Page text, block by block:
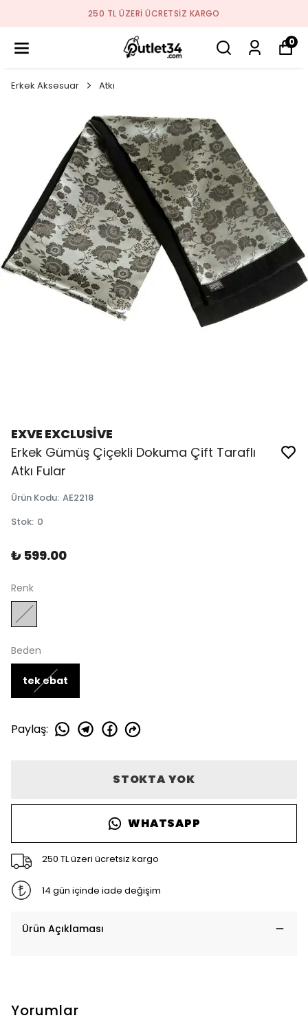
250 TL ÜZERI ÜCRETSIZ KARGO
0
Erkek Aksesuar Atkı
EXVE EXCLUSİVE
Erkek Gümüş Çiçekli Dokuma Çift Taraflı
Atkı Fular
Ürün Kodu: AE2218
Stok: 0
₺ 599.00
Renk
Beden
tek ebat
Paylaş:
STOKTA YOK
WHATSAPP
250 TL üzeri ücretsiz kargo
14 gün içinde iade değişim
Ürün Açıklaması
Yorumlar